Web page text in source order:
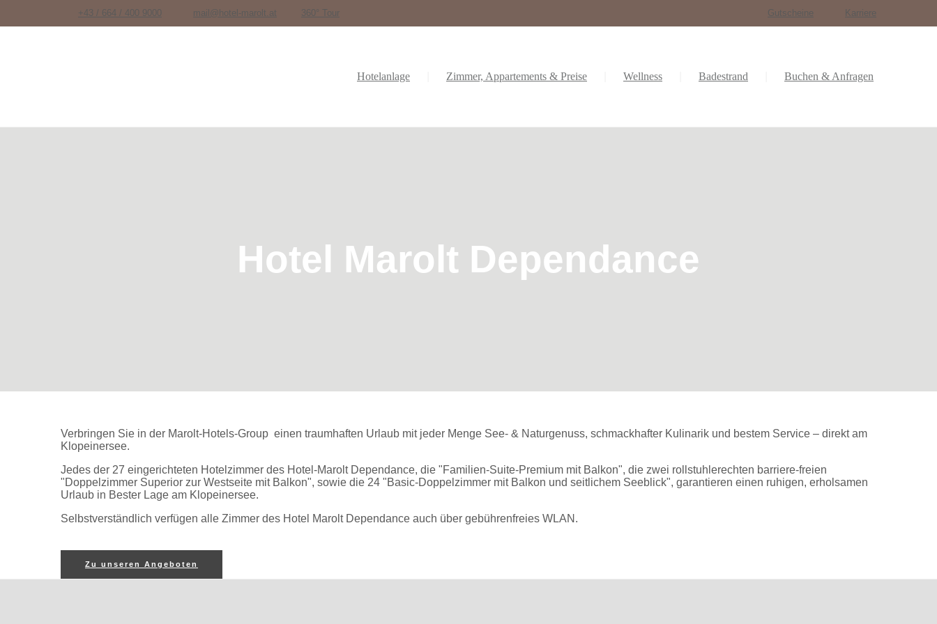
+43 / 664 / 400 9000 mail@hotel-marolt.at 360° Tour Karriere
Gutscheine
Hotelanlage Zimmer, Appartements & Preise Wellness Badestrand Buchen & Anfragen
Hotel Marolt Dependance
Verbringen Sie in der Marolt-Hotels-Group einen traumhaften Urlaub mit jeder Menge See- & Naturgenuss, schmackhafter Kulinarik und bestem Service – direkt am
Klopeinersee.
Jedes der 27 eingerichteten Hotelzimmer des Hotel-Marolt Dependance, die "Familien-Suite-Premium mit Balkon", die zwei rollstuhlerechten barriere-freien
"Doppelzimmer Superior zur Westseite mit Balkon", sowie die 24 "Basic-Doppelzimmer mit Balkon und seitlichem Seeblick", garantieren einen ruhigen, erholsamen
Urlaub in Bester Lage am Klopeinersee.
Selbstverständlich verfügen alle Zimmer des Hotel Marolt Dependance auch über gebührenfreies WLAN.
Zu unseren Angeboten